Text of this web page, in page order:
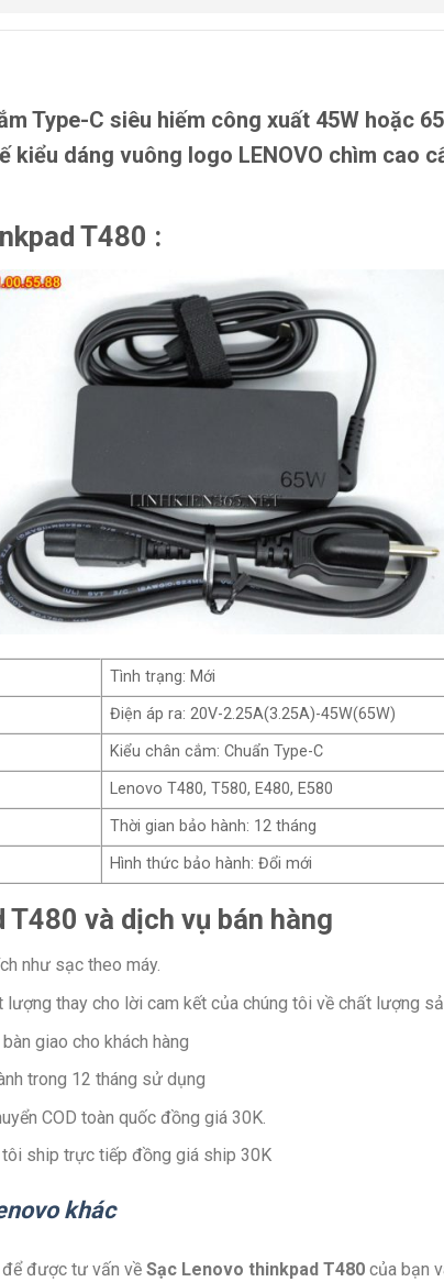
Type-C siêu hiếm công xuất 45W hoặc
kiểu dáng vuông logo LENOVO chìm cao
T480 :
Tình trạng: Mới
Điện áp ra: 20V-2.25A(3.25A)-45W(65W)
Kiểu chân cắm: Chuẩn Type-C
Lenovo T480, T580, E480, E580
Thời gian bảo hành: 12 tháng
Hình thức bảo hành: Đổi mới
và dịch vụ bán hàng
như sạc theo máy.
thay cho lời cam kết của chúng tôi về chất lượng
giao cho khách hàng
trong 12 tháng sử dụng
COD toàn quốc đồng giá 30K.
tôi ship trực tiếp đồng giá ship 30K
khác
để được tư vấn về Sạc Lenovo thinkpad T480 của bạn